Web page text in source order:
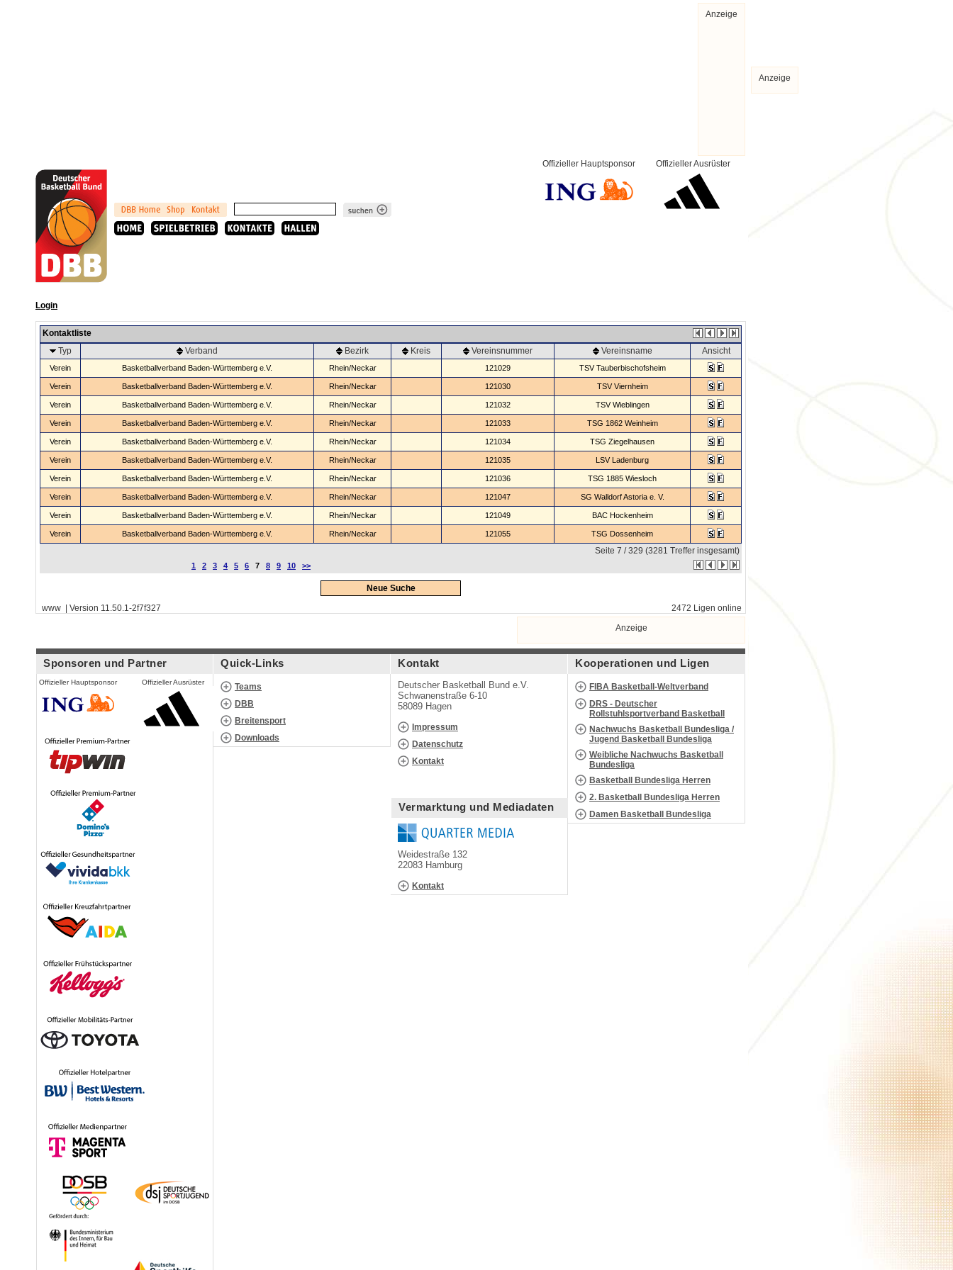
Anzeige
Offizieller Ausrüster
Offizieller Hauptsponsor
Login
Kontaktliste
Typ
Verband Bezirk Kreis Vereinsnummer Vereinsname Ansicht
Verein Basketballverband Baden-Württemberg e.V. Rhein/Neckar 121029 TSV Tauberbischofsheim
Verein Basketballverband Baden-Württemberg e.V. Rhein/Neckar 121030 TSV Viernheim
Verein Basketballverband Baden-Württemberg e.V. Rhein/Neckar 121032 TSV Wieblingen
Verein Basketballverband Baden-Württemberg e.V. Rhein/Neckar 121033 TSG 1862 Weinheim
Verein Basketballverband Baden-Württemberg e.V. Rhein/Neckar 121034 TSG Ziegelhausen
Verein Basketballverband Baden-Württemberg e.V. Rhein/Neckar 121035 LSV Ladenburg
Verein Basketballverband Baden-Württemberg e.V. Rhein/Neckar 121036 TSG 1885 Wiesloch
Verein Basketballverband Baden-Württemberg e.V. Rhein/Neckar 121047 SG Walldorf Astoria e. V.
Verein Basketballverband Baden-Württemberg e.V. Rhein/Neckar 121049 BAC Hockenheim
Verein Basketballverband Baden-Württemberg e.V. Rhein/Neckar 121055 TSG Dossenheim
Seite 7 / 329 (3281 Treffer insgesamt)
1 2 3 4 5 6 7 8 9 10 >>
Neue Suche
www | Version 11.50.1-2f7f327
2472 Ligen online
Anzeige
Sponsoren und Partner
Offizieller Hauptsponsor Offizieller Ausrüster
Quick-Links
Teams
DBB
Breitensport
Downloads
Kontakt
Deutscher Basketball Bund e.V.
Schwanenstraße 6-10
58089 Hagen
Impressum
Datenschutz
Kontakt
Vermarktung und Mediadaten
Weidestraße 132
22083 Hamburg
Kontakt
Kooperationen und Ligen
FIBA Basketball-Weltverband
DRS - Deutscher
Rollstuhlsportverband Basketball
Nachwuchs Basketball Bundesliga /
Jugend Basketball Bundesliga
Weibliche Nachwuchs Basketball
Bundesliga
Basketball Bundesliga Herren
2. Basketball Bundesliga Herren
Damen Basketball Bundesliga
Anzeige